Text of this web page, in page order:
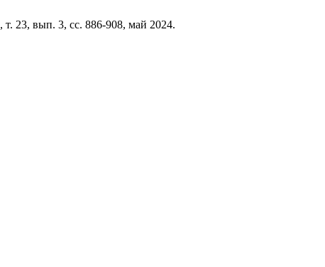
, т. 23, вып. 3, сс. 886-908, май 2024.